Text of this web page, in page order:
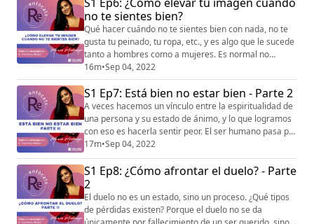
igshid=YmMyMTA2M2Y=) , Coach de humanización,
especialista en Marketing, Contador Público y Gerente
de un...
no te sientes bien?
Qué hacer cuándo no te sientes bien con nada, no te
gusta tu peinado, tu ropa, etc., y es algo que le sucede
tanto a hombres como a mujeres. Es normal no
sentirnos radiantes todos los días, aprendamos a
saber llevar estos días dando pequeños pasos con la
ayuda de la mejor en la materia Yase Castillo -
@yasencastillo (https://instagram.com/yasencastillo?
igshid=YmMyMTA2M2Y=) , en este espacio lla...
16m•Sep 04, 2022
S1 Ep7: Está bien no estar bien - Parte 2
A veces hacemos un vínculo entre la espiritualidad de
una persona y su estado de ánimo, y lo que logramos
con eso es hacerla sentir peor. El ser humano pasa por
distintos momentos entre sus emociones, y esto
determina cómo nos relacionamos y actuamos en
nuestra vida. No te pierdas esta conversación que
sumará mucho a tu vida con Marcella Fattore -
@marcellafattore (https://instagram.com/marcell...
17m•Sep 04, 2022
S1 Ep8: ¿Cómo afrontar el duelo? - Parte
2
El duelo no es un estado, sino un proceso. ¿Qué tipos
de pérdidas existen? Porque el duelo no se da